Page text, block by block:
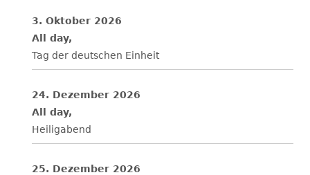
3. Oktober 2026
All day,
Tag der deutschen Einheit
24. Dezember 2026
All day,
Heiligabend
25. Dezember 2026